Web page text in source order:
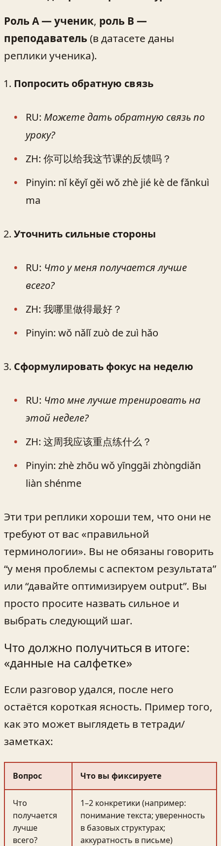
Роль A — ученик, роль B —
преподаватель (в датасете даны
реплики ученика).
Попросить обратную связь
RU: Можете дать обратную связь по
уроку?
ZH: 你可以给我这节课的反馈吗？
Pinyin: nǐ kěyǐ gěi wǒ zhè jié kè de fǎnkuì
ma
Уточнить сильные стороны
RU: Что у меня получается лучше
всего?
ZH: 我哪里做得最好？
Pinyin: wǒ nǎlǐ zuò de zuì hǎo
Сформулировать фокус на неделю
RU: Что мне лучше тренировать на
этой неделе?
ZH: 这周我应该重点练什么？
Pinyin: zhè zhōu wǒ yīnggāi zhòngdiǎn
liàn shénme
Эти три реплики хороши тем, что они не
требуют от вас «правильной
терминологии». Вы не обязаны говорить
“у меня проблемы с аспектом результата”
или “давайте оптимизируем output”. Вы
просто просите назвать сильное и
выбрать следующий шаг.
Что должно получиться в итоге:
«данные на салфетке»
Если разговор удался, после него
остаётся короткая ясность. Пример того,
как это может выглядеть в тетради/
заметках:
Вопрос Что вы фиксируете
Что
получается
лучше
всего?
1–2 конкретики (например:
понимание текста; уверенность
в базовых структурах;
аккуратность в письме)